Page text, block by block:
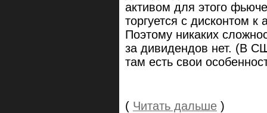
активом для этого
торгуется с дисконтом
Поэтому никаких
за дивидендов нет. (В
там есть свои
( Читать дальше )